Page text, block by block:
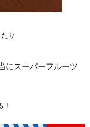
り
にスーパーフルーツ